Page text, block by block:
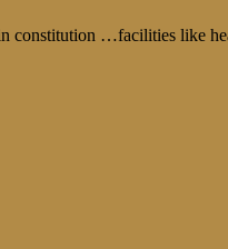
constitution …facilities like